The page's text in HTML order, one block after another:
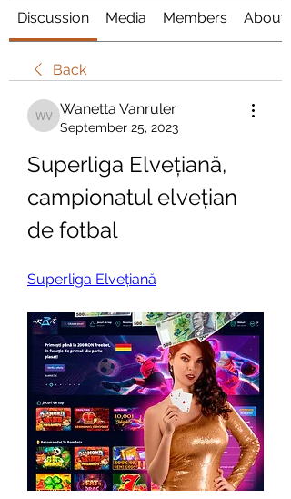
Discussion Media Members About
Back
Wanetta Vanruler
Wanetta Vanruler
September 25, 2023
Superliga Elvețiană,
campionatul elvețian
de fotbal
Superliga Elvețiană